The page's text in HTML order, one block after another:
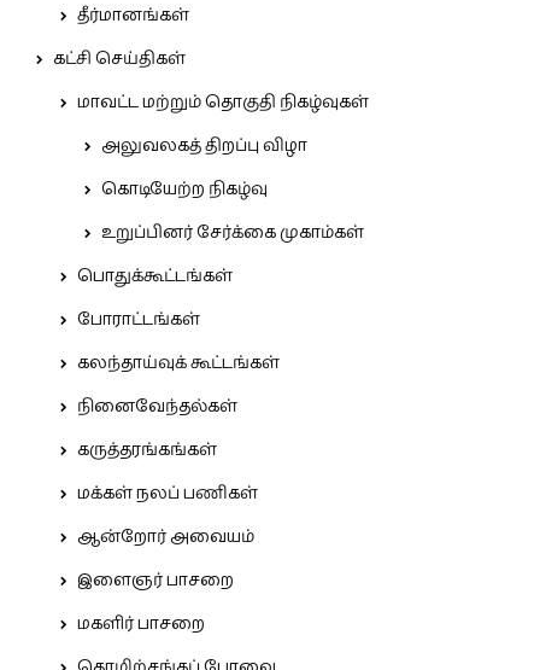
தீர்மானங்கள்
கட்சி செய்திகள்
மாவட்ட மற்றும் தொகுதி நிகழ்வுகள்
அலுவலகத் திறப்பு விழா
கொடியேற்ற நிகழ்வு
உறுப்பினர் சேர்க்கை முகாம்கள்
பொதுக்கூட்டங்கள்
போராட்டங்கள்
கலந்தாய்வுக் கூட்டங்கள்
நினைவேந்தல்கள்
கருத்தரங்கங்கள்
மக்கள் நலப் பணிகள்
ஆன்றோர் அவையம்
இளைஞர் பாசறை
மகளிர் பாசறை